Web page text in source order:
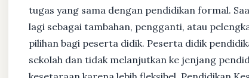
tugas yang sama dengan pendidikan formal.
lagi sebagai tambahan, pengganti, atau
pilihan bagi peserta didik. Peserta didik
sekolah dan tidak melanjutkan ke jenjang